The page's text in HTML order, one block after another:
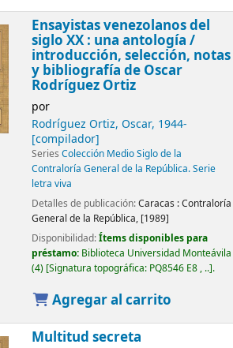
Ensayistas venezolanos del
siglo XX : una antología /
introducción, selección, notas
y bibliografía de Oscar
Rodríguez Ortiz
por
Rodríguez Ortiz, Oscar, 1944-
[compilador]
Series Colección Medio Siglo de la
Contraloría General de la República. Serie
letra viva
Detalles de publicación:Caracas :Contraloría
General de la República, [1989]
Disponibilidad:Ítems disponibles para
préstamo: Biblioteca Universidad Monteávila
(4) Signatura topográfica: PQ8546 E8 , .. .
Agregar al carrito
Multitud secreta